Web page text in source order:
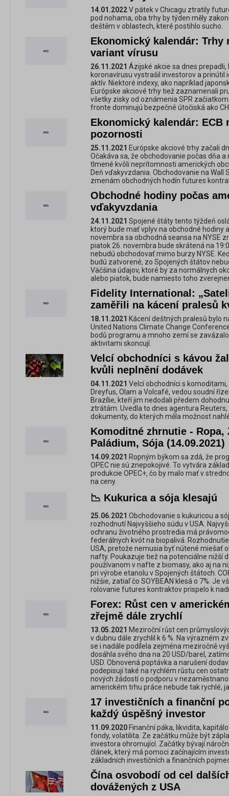
14.01.2022V pátek v Chicagu ztratily
pod nohama, oba trhy by týden měly
deštěm v oblastech, které postihlo sucho.
Ekonomický kalendár: Trhy
variant vírusu
26.11.2021 Ázijské akcie sa dnes
koronavírusu vystrašil investorov a prinútil
aktív. Niektoré indexy, ako napríklad
Európske akciové trhy tiež zaznamenali
všetky zisky od oznámenia SPR
fronte dominujú bezpečné útočiská ako
Ekonomický kalendár: ECB
pozornosti
25.11.2021 Európske akciové trhy začali
Očakáva sa, že obchodovanie počas dňa
tlmené kvôli neprítomnosti amerických
Deň vďakyvzdania. Obchodovanie na Wall
zmenám obchodných hodín futures
Obchodné hodiny počas
vďakyvzdania
24.11.2021 Spojené štáty tento týždeň
ktorý bude mať vplyv na obchodné hodiny
novembra sa obchodná seansa na NYSE
piatok 26. novembra bude skrátená na
nebudú obchodovať mimo burzy NYSE.
budú zatvorené, zo Spojených štátov
Väčšina údajov, ktoré by za normálnych
alebo piatok, bude namiesto toho
Fidelity International:
zaměřili na kácení pralesů
18.11.2021 Kácení deštných pralesů bylo
United Nations Climate Change
bodů programu a mnoho zemí se
aktivitami skoncují.
Velcí obchodníci s kávou
kvůli neplnění dodávek
04.11.2021 Velcí obchodníci s
Dreyfus, Olam a Volcafé, vedou soudní
Brazílie, kteří jim nedodali předem
ztrátám. Uvedla to dnes agentura
dokumenty, do kterých měla možnost
Komoditné zhrnutie - Ropa,
Paládium, Sója (14.09.2021)
14.09.2021 Ropným býkom sa zdá, že
OPEC nie sú znepokojivé. To vytvára
produkcie OPEC+, čo by malo mať v
na ceny.
📉 Kukurica a sója klesajú
25.06.2021 Obchodovanie s kukuricou a
rozhodnutí Najvyššieho súdu v USA.
ochranu životného prostredia má
federálnych kvót na biopalivá.
USA, pretože nemusia byť nútené miešať
nafty. Poukazuje tiež na potenciálne nižší
používanom v nafte z biomasy, ako aj na
pri výrobe etanolu v Spojených štátoch.
nižšie, zatiaľ čo SOYBEAN klesá o 7%. Je
rolovanie futures kontraktov prispelo k
Forex: Růst cen v
zřejmě dále zrychlí
13.05.2021 Meziroční růst cen
v dubnu dále zrychlil k 6 %. Na výrazném
se i nadále podílela zejména meziročně
dosáhla svého dna na 20 USD/barel,
USD. Obnovená poptávka a narušení
podepisují také na rychlém růstu cen
nových žádostí o podporu v
americkém trhu práce nebude tak rychlé,
17 investičních a finanční
každý úspěšný investor
11.09.2020 Finanční páka, likvidita,
fondy, volatilita. Ze začátku může být
investora ohromující. Začátky bývají
článek, který má pomoci začínajícím
základních investičních a finančních
Čína osvobodí od cel
dovážených z USA